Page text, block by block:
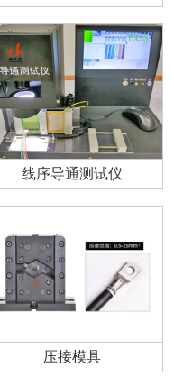
线序导通测试仪
压接模具